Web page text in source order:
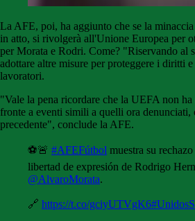
La AFE, poi, ha aggiunto che se la
in atto, si rivolgerà all'Unione Europea per
per Morata e Rodri. Come? "Riservando al
adottare altre misure per proteggere i diritti
lavoratori.
"Vale la pena ricordare che la UEFA non
fronte a eventi simili a quelli ora denunciati,
precedente", conclude la AFE.
⚽🚨 #AFEFútbol muestra su
libertad de expresión de Rodrigo
@AlvaroMorata.
🔗 https://t.co/gciyUTVgK6